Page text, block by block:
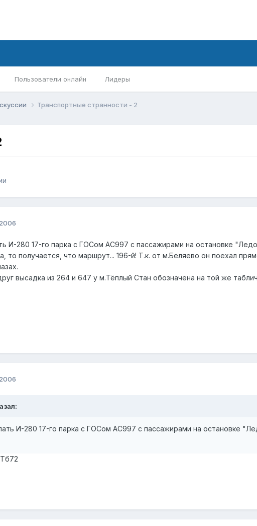
Пользователи онлайн Лидеры
Транспортные странности - 2
И-280 17-го парка с ГОСом АС997 с пассажирами на остановке
то получается, что маршрут... 196-й! Т.к. от м.Беляево он поехал
высадка из 264 и 647 у м.Тёплый Стан обозначена на той же
И-280 17-го парка с ГОСом АС997 с пассажирами на остановке